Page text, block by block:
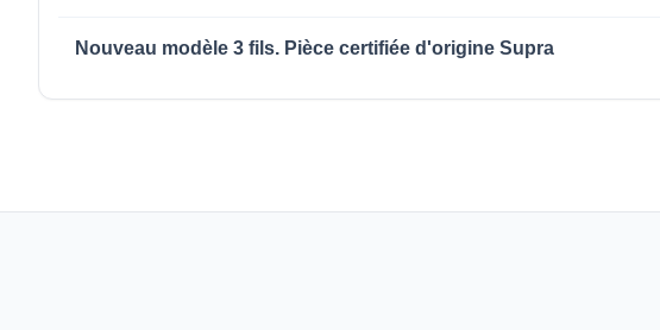
Nouveau modèle 3 fils. Pièce certifiée d'origine Supra